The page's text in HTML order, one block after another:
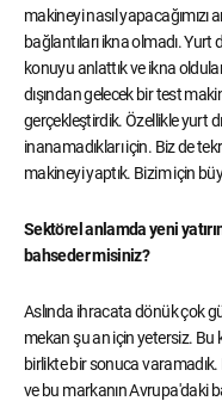
makineyi nasıl yapacağımızı
bağlantıları ikna olmadı.
konuyu anlattık ve ikna
dışından gelecek bir test
gerçekleştirdik. Özellikle yurt
inanamadıkları için. Biz de
makineyi yaptık. Bizim için
Sektörel anlamda yeni
bahseder misiniz?
Aslında ihracata dönük çok
mekan şu an için yetersiz. Bu
birlikte bir sonuca
ve bu markanın Avrupa'daki